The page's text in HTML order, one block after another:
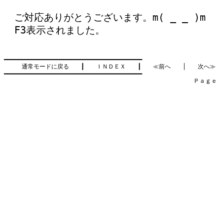
ご対応ありがとうございます。m( _ _ )m
F3表示されました。
━━━━━━━━━━━━━━━━━━━━━━━━━━━━━━━━━━━━━━━━
通常モードに戻る
ＩＮＤＥＸ ≪前へ
次へ≫
━━━━━━━━━━━━━━━━━━━━━━━━━━━━━━━━━━━━━━━━
Ｐａｇｅ